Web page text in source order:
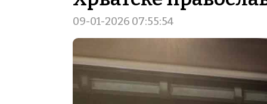
09-01-2026 07:55:54